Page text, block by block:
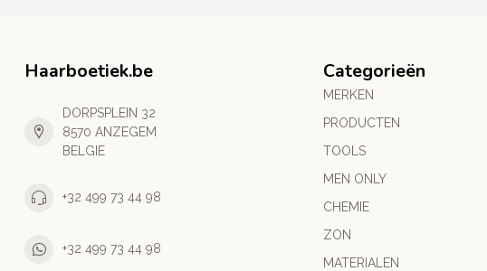
Haarboetiek.be
DORPSPLEIN 32
8570 ANZEGEM
BELGIE
+32 499 73 44 98
+32 499 73 44 98
Categorieën
MERKEN
PRODUCTEN
TOOLS
MEN ONLY
CHEMIE
ZON
MATERIALEN